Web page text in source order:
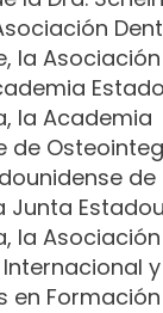
la
la Academia
de
Junta
la Asociación
en